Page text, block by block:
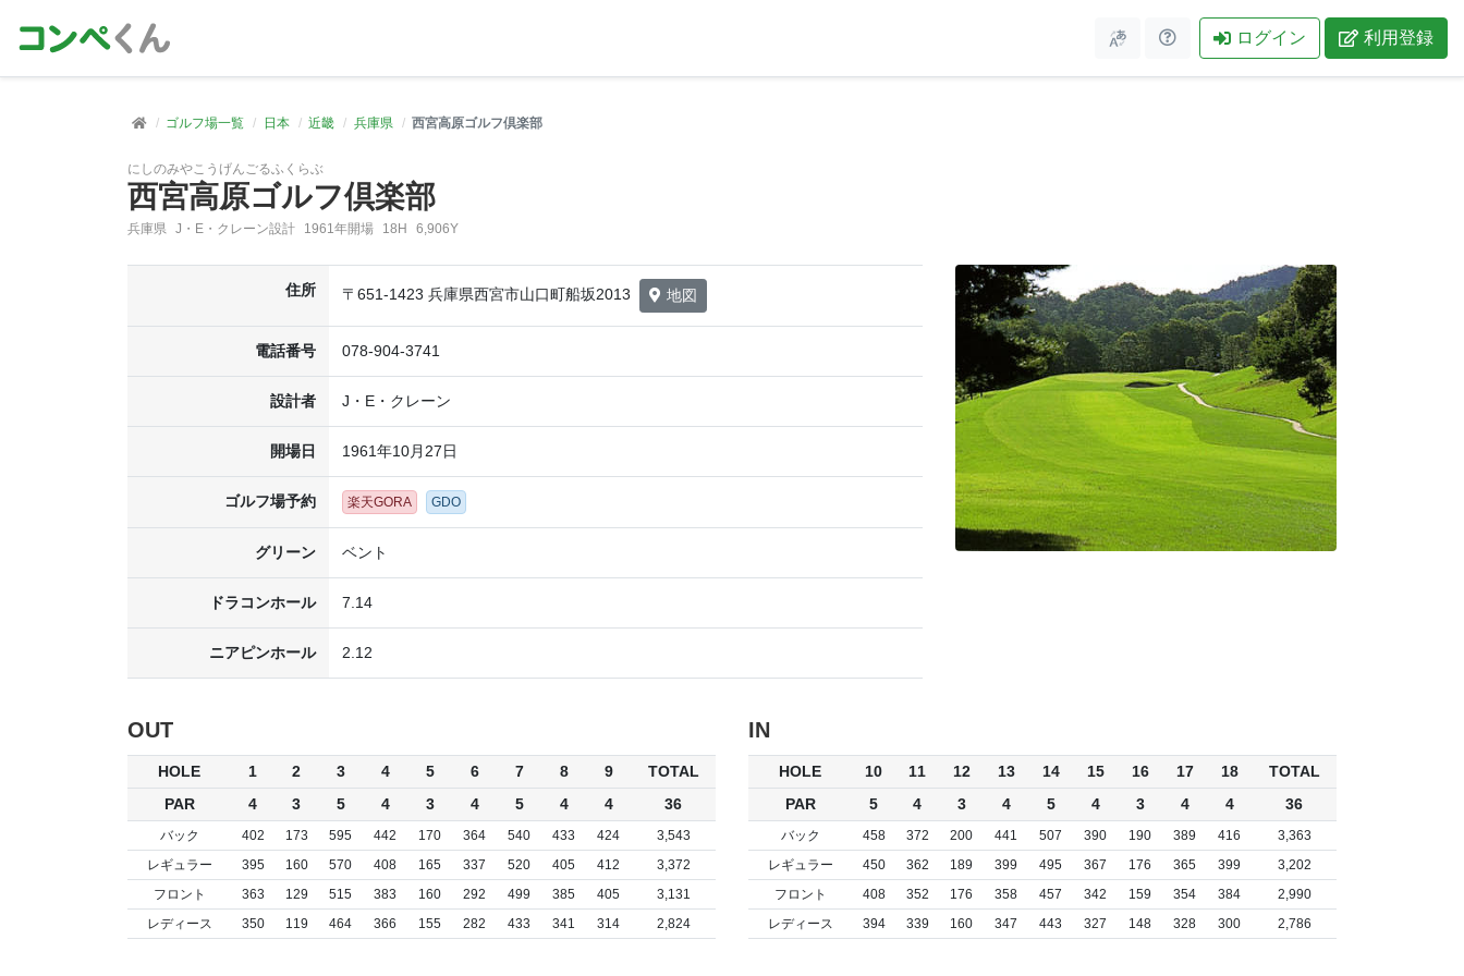
ログイン 利用登録
ゴルフ場一覧 日本 近畿 兵庫県 西宮高原ゴルフ倶楽部
にしのみやこうげんごるふくらぶ
西宮高原ゴルフ倶楽部
兵庫県 J・E・クレーン設計 1961年開場 18H 6,906Y
住所 〒651-1423 兵庫県西宮市山口町船坂2013 地図
電話番号 078-904-3741
設計者 J・E・クレーン
開場日 1961年10月27日
ゴルフ場予約 楽天GORA GDO
グリーン ベント
ドラコンホール 7.14
ニアピンホール 2.12
OUT
HOLE 1 2 3 4 5 6 7 8 9
TOTAL
PAR
4 3 5 4 3 4 5 4 4 36
バック 402 173 595 442 170 364 540 433 424
3,543
レギュラー
395 160 570 408 165 337 520 405 412
3,372
フロント
363 129 515 383 160 292 499 385 405
3,131
レディース
350 119 464 366 155 282 433 341 314 2,824
IN
HOLE 10 11 12 13 14 15 16 17 18
TOTAL
PAR
5 4 3 4 5 4 3 4 4 36
バック 458 372 200 441 507 390 190 389 416
3,363
レギュラー
450 362 189 399 495 367 176 365 399
3,202
フロント
408 352 176 358 457 342 159 354 384
2,990
レディース
394 339 160 347 443 327 148 328 300 2,786